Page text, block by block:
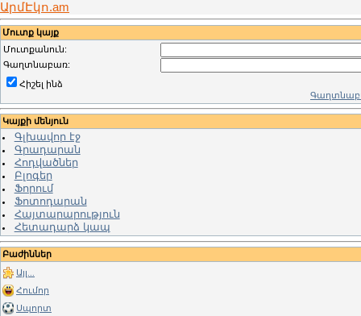
ԱրմԷկո.am
Մուտք կայք
Մուտքանուն:
Գաղտնաբառ:
Հիշել ինձ
Կայքի մենյուն
Գլխավոր էջ
Գրադարան
Հոդվածներ
Բլոգեր
Ֆորում
Ֆոտոդարան
Հայտարարություն
Հետադարձ կապ
Բաժիններ
Այլ...
Հումոր
Սպորտ